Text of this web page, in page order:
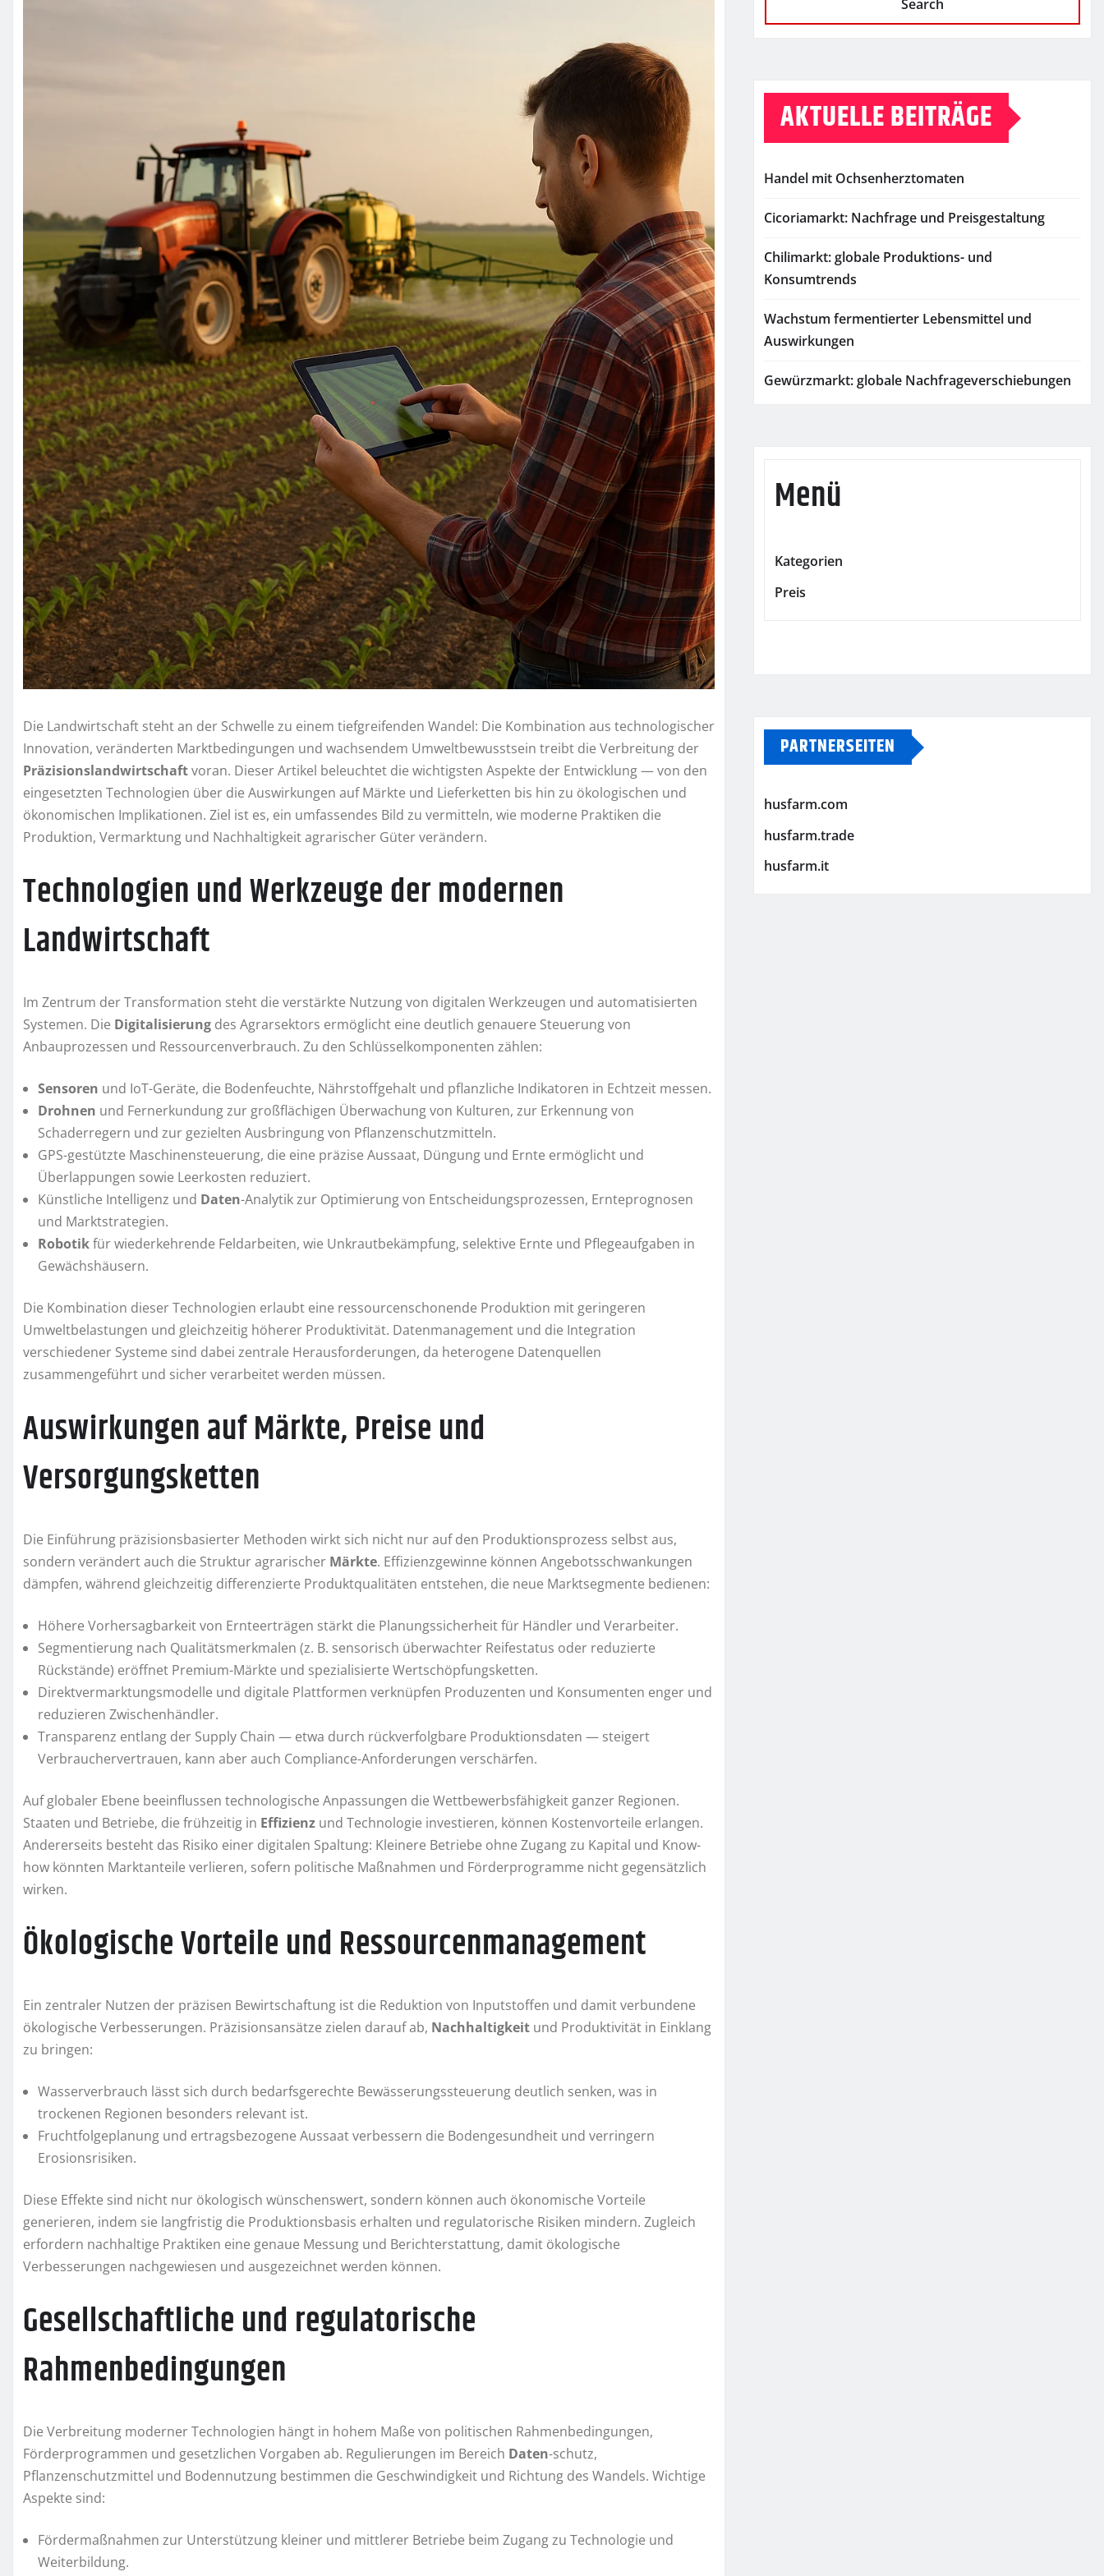
Die Landwirtschaft steht an der Schwelle zu einem tiefgreifenden Wandel: Die Kombination aus technologischer
Innovation, veränderten Marktbedingungen und wachsendem Umweltbewusstsein treibt die Verbreitung der
Präzisionslandwirtschaftvoran. Dieser Artikel beleuchtet die wichtigsten Aspekte der Entwicklung — von den
eingesetzten Technologien über die Auswirkungen auf Märkte und Lieferketten bis hin zu ökologischen und
ökonomischen Implikationen. Ziel ist es, ein umfassendes Bild zu vermitteln, wie moderne Praktiken die
Produktion, Vermarktung und Nachhaltigkeit agrarischer Güter verändern.
Technologien und Werkzeuge der modernen
Landwirtschaft
Im Zentrum der Transformation steht die verstärkte Nutzung von digitalen Werkzeugen und automatisierten
Systemen. Die Digitalisierung des Agrarsektors ermöglicht eine deutlich genauere Steuerung von
Anbauprozessen und Ressourcenverbrauch. Zu den Schlüsselkomponenten zählen:
Sensoren und IoT-Geräte, die Bodenfeuchte, Nährstoffgehalt und pflanzliche Indikatoren in Echtzeit messen.
Drohnen und Fernerkundung zur großflächigen Überwachung von Kulturen, zur Erkennung von
Schaderregern und zur gezielten Ausbringung von Pflanzenschutzmitteln.
GPS-gestützte Maschinensteuerung, die eine präzise Aussaat, Düngung und Ernte ermöglicht und
Überlappungen sowie Leerkosten reduziert.
Künstliche Intelligenz und Daten-Analytik zur Optimierung von Entscheidungsprozessen, Ernteprognosen
und Marktstrategien.
Robotikfür wiederkehrende Feldarbeiten, wie Unkrautbekämpfung, selektive Ernte und Pflegeaufgaben in
Gewächshäusern.
Die Kombination dieser Technologien erlaubt eine ressourcenschonende Produktion mit geringeren
Umweltbelastungen und gleichzeitig höherer Produktivität. Datenmanagement und die Integration
verschiedener Systeme sind dabei zentrale Herausforderungen, da heterogene Datenquellen
zusammengeführt und sicher verarbeitet werden müssen.
Auswirkungen auf Märkte, Preise und
Versorgungsketten
Die Einführung präzisionsbasierter Methoden wirkt sich nicht nur auf den Produktionsprozess selbst aus,
sondern verändert auch die Struktur agrarischer Märkte. Effizienzgewinne können Angebotsschwankungen
dämpfen, während gleichzeitig differenzierte Produktqualitäten entstehen, die neue Marktsegmente bedienen:
Höhere Vorhersagbarkeit von Ernteerträgen stärkt die Planungssicherheit für Händler und Verarbeiter.
Segmentierung nach Qualitätsmerkmalen (z. B. sensorisch überwachter Reifestatus oder reduzierte
Rückstände) eröffnet Premium-Märkte und spezialisierte Wertschöpfungsketten.
Direktvermarktungsmodelle und digitale Plattformen verknüpfen Produzenten und Konsumenten enger und
reduzieren Zwischenhändler.
Transparenz entlang der Supply Chain — etwa durch rückverfolgbare Produktionsdaten — steigert
Verbrauchervertrauen, kann aber auch Compliance-Anforderungen verschärfen.
Auf globaler Ebene beeinflussen technologische Anpassungen die Wettbewerbsfähigkeit ganzer Regionen.
Staaten und Betriebe, die frühzeitig in Effizienz und Technologie investieren, können Kostenvorteile erlangen.
Andererseits besteht das Risiko einer digitalen Spaltung: Kleinere Betriebe ohne Zugang zu Kapital und Know-
how könnten Marktanteile verlieren, sofern politische Maßnahmen und Förderprogramme nicht gegensätzlich
wirken.
Ökologische Vorteile und Ressourcenmanagement
Ein zentraler Nutzen der präzisen Bewirtschaftung ist die Reduktion von Inputstoffen und damit verbundene
ökologische Verbesserungen. Präzisionsansätze zielen darauf ab, Nachhaltigkeit und Produktivität in Einklang
zu bringen:
Wasserverbrauch lässt sich durch bedarfsgerechte Bewässerungssteuerung deutlich senken, was in
trockenen Regionen besonders relevant ist.
Fruchtfolgeplanung und ertragsbezogene Aussaat verbessern die Bodengesundheit und verringern
Erosionsrisiken.
Diese Effekte sind nicht nur ökologisch wünschenswert, sondern können auch ökonomische Vorteile
generieren, indem sie langfristig die Produktionsbasis erhalten und regulatorische Risiken mindern. Zugleich
erfordern nachhaltige Praktiken eine genaue Messung und Berichterstattung, damit ökologische
Verbesserungen nachgewiesen und ausgezeichnet werden können.
Gesellschaftliche und regulatorische
Rahmenbedingungen
Die Verbreitung moderner Technologien hängt in hohem Maße von politischen Rahmenbedingungen,
Förderprogrammen und gesetzlichen Vorgaben ab. Regulierungen im Bereich Daten-schutz,
Pflanzenschutzmittel und Bodennutzung bestimmen die Geschwindigkeit und Richtung des Wandels. Wichtige
Aspekte sind:
Fördermaßnahmen zur Unterstützung kleiner und mittlerer Betriebe beim Zugang zu Technologie und
Weiterbildung.
Search
AKTUELLE BEITRÄGE
Handel mit Ochsenherztomaten
Cicoriamarkt: Nachfrage und Preisgestaltung
Chilimarkt: globale Produktions- und
Konsumtrends
Wachstum fermentierter Lebensmittel und
Auswirkungen
Gewürzmarkt: globale Nachfrageverschiebungen
Menü
Kategorien
Preis
PARTNERSEITEN
husfarm.com
husfarm.trade
husfarm.it